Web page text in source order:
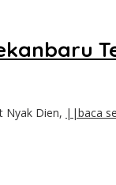
Nyak Dien, ||baca